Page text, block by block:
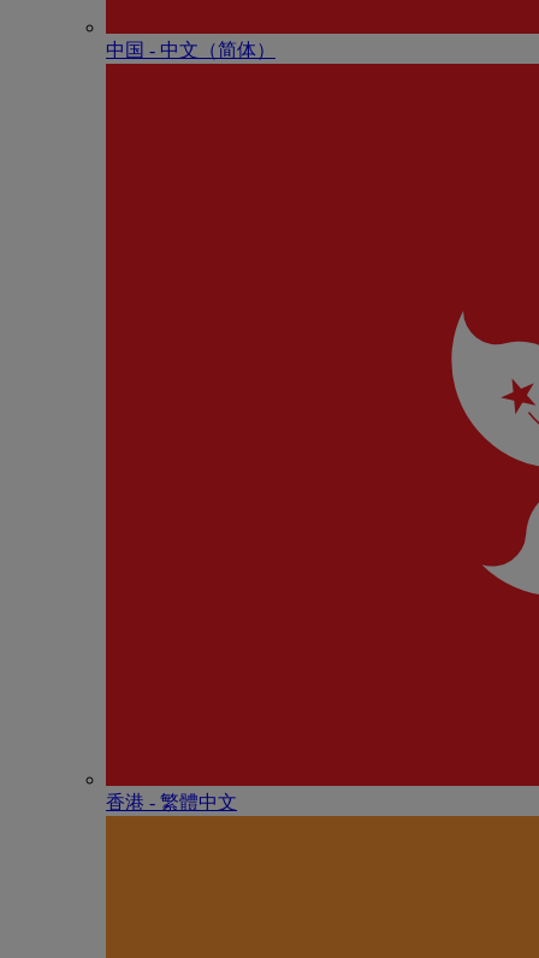
中国 - 中⽂（简体）
香港 - 繁體中文